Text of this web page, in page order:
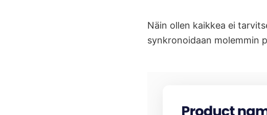
Näin ollen kaikkea ei
synkronoidaan molemmin